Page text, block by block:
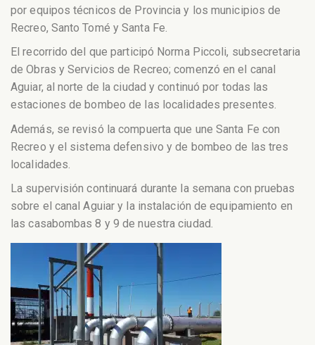
por equipos técnicos de Provincia y los municipios de
Recreo, Santo Tomé y Santa Fe.
El recorrido del que participó Norma Piccoli, subsecretaria
de Obras y Servicios de Recreo; comenzó en el canal
Aguiar, al norte de la ciudad y continuó por todas las
estaciones de bombeo de las localidades presentes.
Además, se revisó la compuerta que une Santa Fe con
Recreo y el sistema defensivo y de bombeo de las tres
localidades.
La supervisión continuará durante la semana con pruebas
sobre el canal Aguiar y la instalación de equipamiento en
las casabombas 8 y 9 de nuestra ciudad.